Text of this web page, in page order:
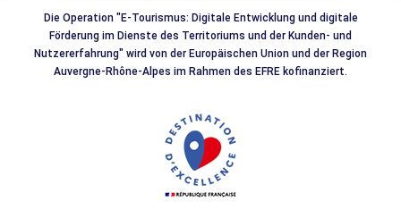
Die Operation "E-Tourismus: Digitale Entwicklung und digitale
Förderung im Dienste des Territoriums und der Kunden- und
Nutzererfahrung" wird von der Europäischen Union und der Region
Auvergne-Rhône-Alpes im Rahmen des EFRE kofinanziert.